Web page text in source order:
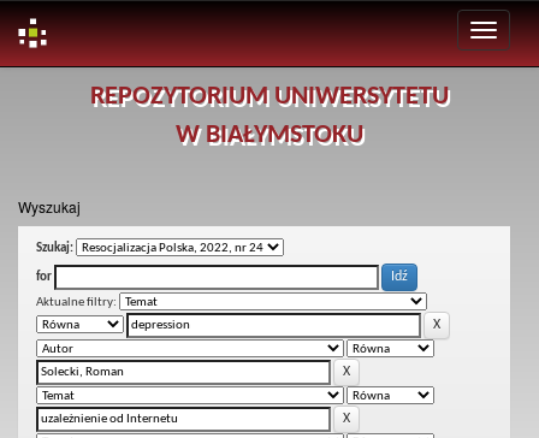
REPOZYTORIUM UNIWERSYTETU
W BIAŁYMSTOKU
Wyszukaj
Szukaj:
for
Aktualne filtry: